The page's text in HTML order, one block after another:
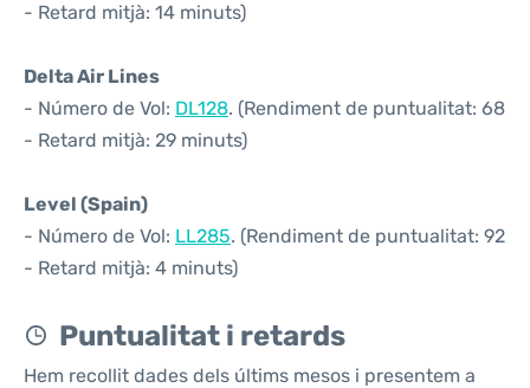
- Retard mitjà: 14 minuts)
Delta Air Lines
- Número de Vol: DL128. (Rendiment de puntualitat: 68
- Retard mitjà: 29 minuts)
Level (Spain)
- Número de Vol: LL285. (Rendiment de puntualitat: 92
- Retard mitjà: 4 minuts)
Puntualitat i retards
Hem recollit dades dels últims mesos i presentem a